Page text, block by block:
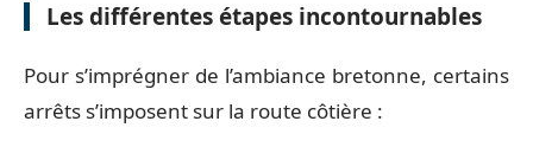
Les différentes étapes incontournables
Pour s’imprégner de l’ambiance bretonne, certains
arrêts s’imposent sur la route côtière :